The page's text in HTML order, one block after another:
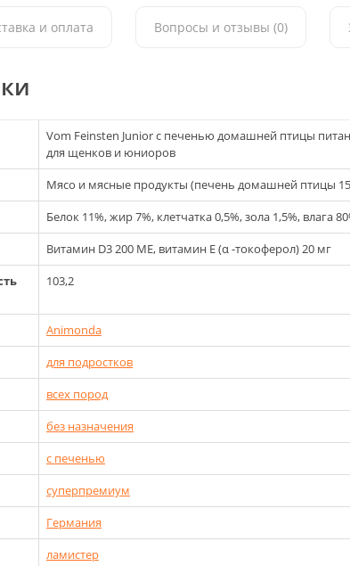
и оплата Вопросы и отзывы (0)
Vom Feinsten Junior с печенью домашней птицы
для щенков и юниоров
Мясо и мясные продукты (печень домашней птицы
Белок 11%, жир 7%, клетчатка 0,5%, зола 1,5%, влага
Витамин D3 200 МЕ, витамин Е (α -токоферол) 20 мг
103,2
Animonda
для подростков
всех пород
без назначения
с печенью
суперпремиум
Германия
ламистер